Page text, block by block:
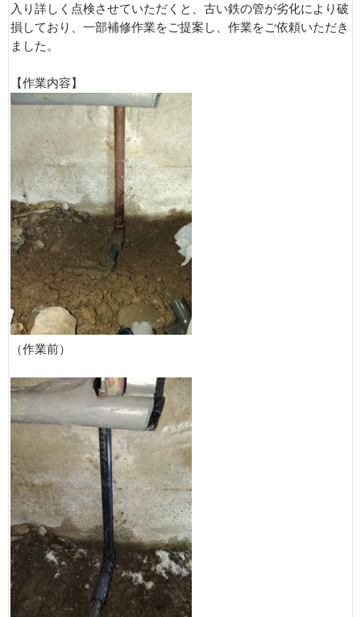
入り詳しく点検させていただくと、古い鉄の管が劣化により破
損しており、一部補修作業をご提案し、作業をご依頼いただき
ました。
【作業内容】
（作業前）